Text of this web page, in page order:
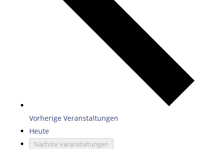
Vorherige Veranstaltungen
Heute
NächsteVeranstaltungen